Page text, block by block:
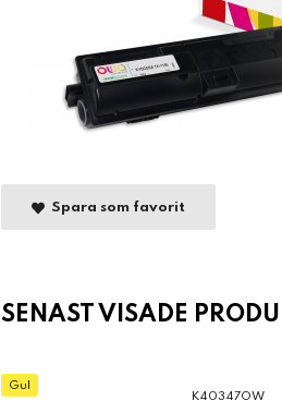
Spara som favorit
SENAST VISADE
Gul
K40347OW